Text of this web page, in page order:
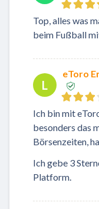
Top, alles was
beim Fußball
L
eToro
Ich bin mit
besonders das
Börsenzeiten,
Ich gebe 3
Platform.